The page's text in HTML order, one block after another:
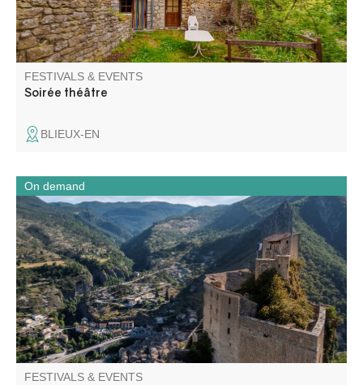
FESTIVALS & EVENTS
Soirée théâtre
BLIEUX-EN
Forteresse juchée sur son éperon rocheux, vos élèves
découvriront, dans cette citadelle, le fonctionnement d’un
tel monument militaire et ses phases de construction.
FESTIVALS & EVENTS
On demand